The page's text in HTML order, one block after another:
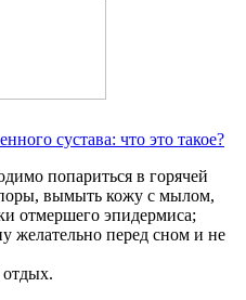
сустава: что это такое?
попариться в горячей
вымыть кожу с мылом,
отмершего эпидермиса;
желательно перед сном и не